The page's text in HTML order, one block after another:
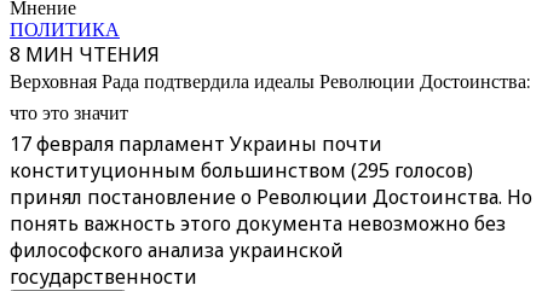
Мнение
ПОЛИТИКА
8 МИН ЧТЕНИЯ
Верховная Рада подтвердила идеалы Революции Достоинства:
что это значит
17 февраля парламент Украины почти
конституционным большинством (295 голосов)
принял постановление о Революции Достоинства. Но
понять важность этого документа невозможно без
философского анализа украинской
государственности